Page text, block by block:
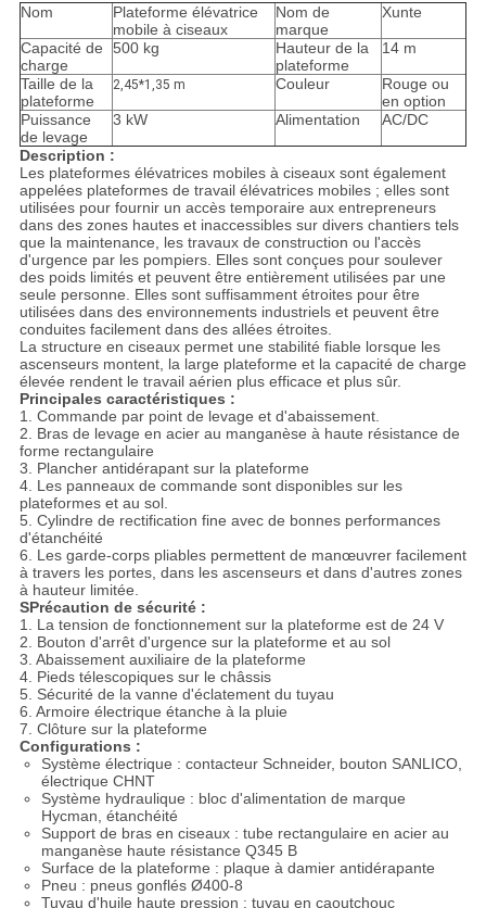
Nom
Plateforme élévatrice
mobile à ciseaux
Nom de
marque
Xunte
Capacité de
charge
500 kg
Hauteur de la
plateforme
14 m
Taille de la
plateforme
2,45*1,35 m Couleur
Rouge ou
en option
Puissance
de levage
3 kW Alimentation AC/DC
Description :
Les plateformes élévatrices mobiles à ciseaux sont également
appelées plateformes de travail élévatrices mobiles ; elles sont
utilisées pour fournir un accès temporaire aux entrepreneurs
dans des zones hautes et inaccessibles sur divers chantiers tels
que la maintenance, les travaux de construction ou l'accès
d'urgence par les pompiers. Elles sont conçues pour soulever
des poids limités et peuvent être entièrement utilisées par une
seule personne. Elles sont suffisamment étroites pour être
utilisées dans des environnements industriels et peuvent être
conduites facilement dans des allées étroites.
La structure en ciseaux permet une stabilité fiable lorsque les
ascenseurs montent, la large plateforme et la capacité de charge
élevée rendent le travail aérien plus efficace et plus sûr.
Principales caractéristiques :
1. Commande par point de levage et d'abaissement.
2. Bras de levage en acier au manganèse à haute résistance de
forme rectangulaire
3. Plancher antidérapant sur la plateforme
4. Les panneaux de commande sont disponibles sur les
plateformes et au sol.
5. Cylindre de rectification fine avec de bonnes performances
d'étanchéité
6. Les garde-corps pliables permettent de manœuvrer facilement
à travers les portes, dans les ascenseurs et dans d'autres zones
à hauteur limitée.
SPrécaution de sécurité :
1. La tension de fonctionnement sur la plateforme est de 24 V
2. Bouton d'arrêt d'urgence sur la plateforme et au sol
3. Abaissement auxiliaire de la plateforme
4. Pieds télescopiques sur le châssis
5. Sécurité de la vanne d'éclatement du tuyau
6. Armoire électrique étanche à la pluie
7. Clôture sur la plateforme
Configurations :
Système électrique : contacteur Schneider, bouton SANLICO,
électrique CHNT
Système hydraulique : bloc d'alimentation de marque
Hycman, étanchéité
Support de bras en ciseaux : tube rectangulaire en acier au
manganèse haute résistance Q345 B
Surface de la plateforme : plaque à damier antidérapante
Pneu : pneus gonflés Ø400-8
Tuyau d'huile haute pression : tuyau en caoutchouc